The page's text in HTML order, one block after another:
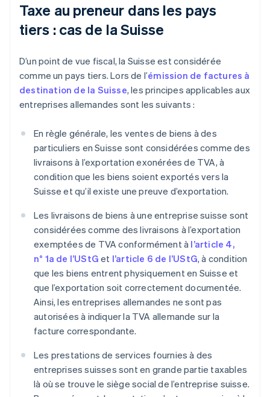
Taxe au preneur dans les pays
tiers : cas de la Suisse
D’un point de vue fiscal, la Suisse est considérée
comme un pays tiers. Lors de l’émission de factures à
destination de la Suisse, les principes applicables aux
entreprises allemandes sont les suivants :
En règle générale, les ventes de biens à des
particuliers en Suisse sont considérées comme des
livraisons à l’exportation exonérées de TVA, à
condition que les biens soient exportés vers la
Suisse et qu’il existe une preuve d’exportation.
Les livraisons de biens à une entreprise suisse sont
considérées comme des livraisons à l’exportation
exemptées de TVA conformément à l’article 4,
n° 1a de l’UStG et l’article 6 de l’UStG, à condition
que les biens entrent physiquement en Suisse et
que l’exportation soit correctement documentée.
Ainsi, les entreprises allemandes ne sont pas
autorisées à indiquer la TVA allemande sur la
facture correspondante.
Les prestations de services fournies à des
entreprises suisses sont en grande partie taxables
là où se trouve le siège social de l’entreprise suisse.